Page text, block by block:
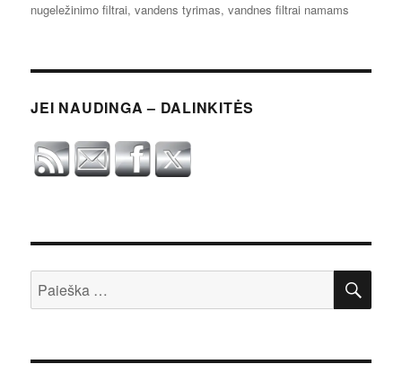
nugeležinimo filtrai,vandens tyrimas,vandnes filtrai namams
JEI NAUDINGA – DALINKITĖS
Ieškoti: